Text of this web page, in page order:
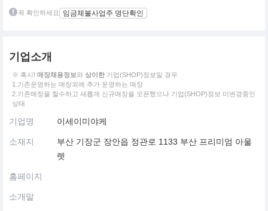
꼭 확인하세요 임금체불사업주 명단확인
기업소개
※ 혹시! 매장채용정보와 상이한 기업(SHOP)정보일 경우
1.기존운영하는 매장외에 추가 운영하는 매장
2.기존매장을 철수하고 새롭게 신규매장을 오픈했으나 기업(SHOP)정보 미변경중인
상태
기업명 이세이미야케
소재지
부산 기장군 장안읍 정관로 1133 부산 프리미엄 아울
렛
홈페이지
소개말